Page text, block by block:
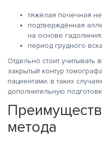
тяжёлая почечная
подтверждённая
на основе гадолиния;
период грудного
Отдельно стоит
закрытый контур
пациентами, в таких
дополнительную
метода